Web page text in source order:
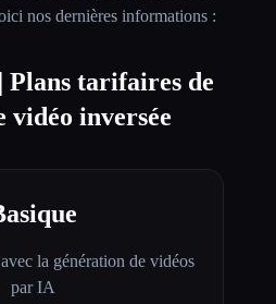
nos dernières informations :
Plans tarifaires de
vidéo inversée
la génération de vidéos
par IA